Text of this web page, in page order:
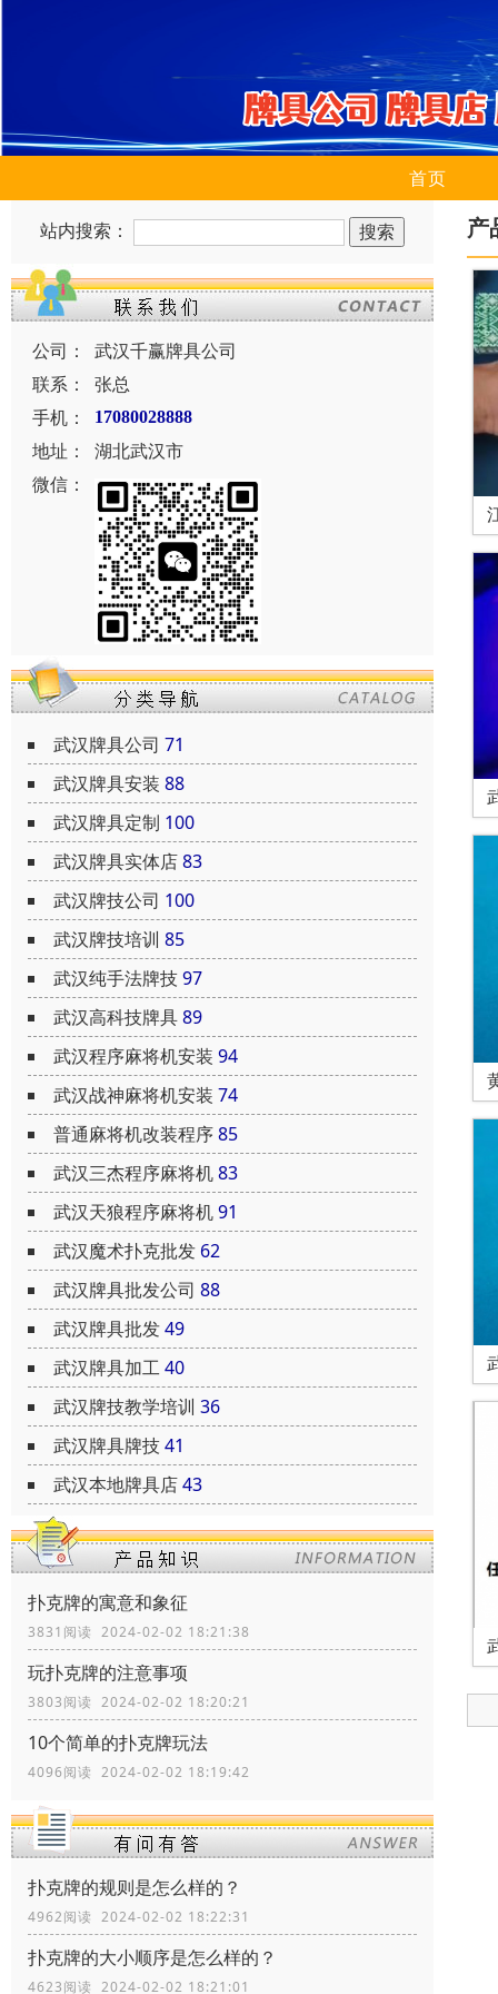
首页
站内搜索：
公司：
武汉千赢牌具公司
联系：
张总
手机：
17080028888
地址：
湖北武汉市
微信：
武汉牌具公司 71
武汉牌具安装 88
武汉牌具定制 100
武汉牌具实体店83
武汉牌技公司 100
武汉牌技培训 85
武汉纯手法牌技97
武汉高科技牌具89
武汉程序麻将机安装 94
武汉战神麻将机安装 74
普通麻将机改装程序85
武汉三杰程序麻将机83
武汉天狼程序麻将机91
武汉魔术扑克批发 62
武汉牌具批发公司 88
武汉牌具批发49
武汉牌具加工40
武汉牌技教学培训 36
武汉牌具牌技41
武汉本地牌具店43
扑克牌的寓意和象征
3831阅读 2024-02-02 18:21:38
玩扑克牌的注意事项
3803阅读 2024-02-02 18:20:21
10个简单的扑克牌玩法
4096阅读 2024-02-02 18:19:42
扑克牌的规则是怎么样的？
4962阅读 2024-02-02 18:22:31
扑克牌的大小顺序是怎么样的？
4623阅读 2024-02-02 18:21:01
产